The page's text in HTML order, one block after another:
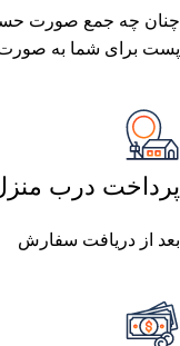
پست برای شما به صورت
پرداخت درب
بعد از دریافت سفارش